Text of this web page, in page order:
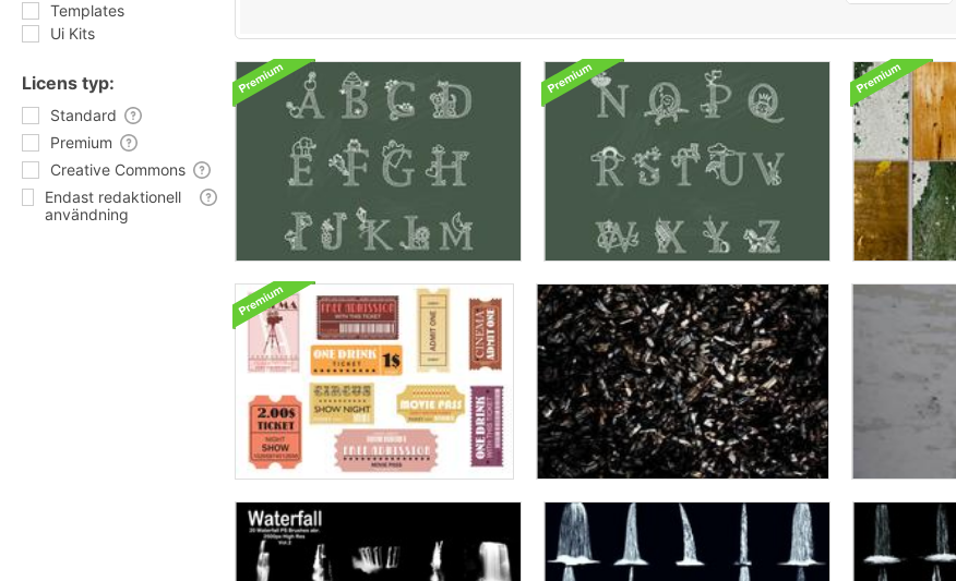
Templates
Ui Kits
Licens typ:
Standard
Premium
Creative Commons
Endast redaktionell
användning